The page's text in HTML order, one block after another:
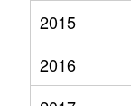
2015
2016